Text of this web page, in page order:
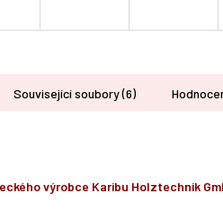
Související soubory (6)
výrobce Karibu Holztechnik